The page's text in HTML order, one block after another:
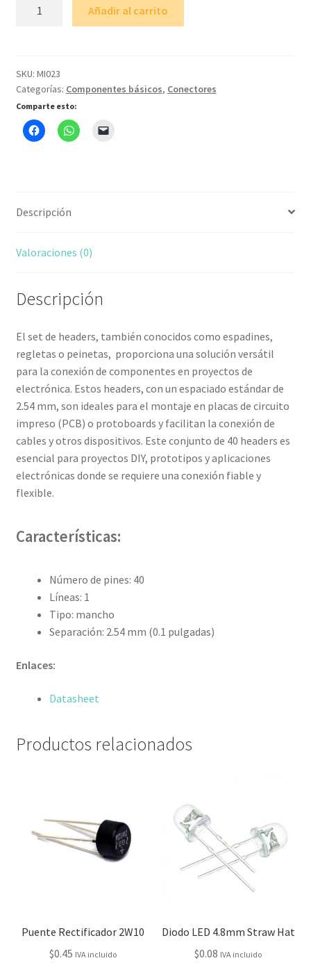
Añadir al carrito
SKU: MI023
Categorías: Componentes básicos, Conectores
Comparte esto:
Descripción
Valoraciones (0)
Descripción
El set de headers, también conocidos como espadines,
regletas o peinetas, proporciona una solución versátil
para la conexión de componentes en proyectos de
electrónica. Estos headers, con un espaciado estándar de
2.54 mm, son ideales para el montaje en placas de circuito
impreso (PCB) o protoboards y facilitan la conexión de
cables y otros dispositivos. Este conjunto de 40 headers es
esencial para proyectos DIY, prototipos y aplicaciones
electrónicas donde se requiere una conexión fiable y
flexible.
Características:
Número de pines: 40
Líneas: 1
Tipo: mancho
Separación: 2.54 mm (0.1 pulgadas)
Enlaces:
Datasheet
Productos relacionados
Puente Rectificador 2W10
$0.45 IVA incluido
Diodo LED 4.8mm Straw Hat
$0.08 IVA incluido